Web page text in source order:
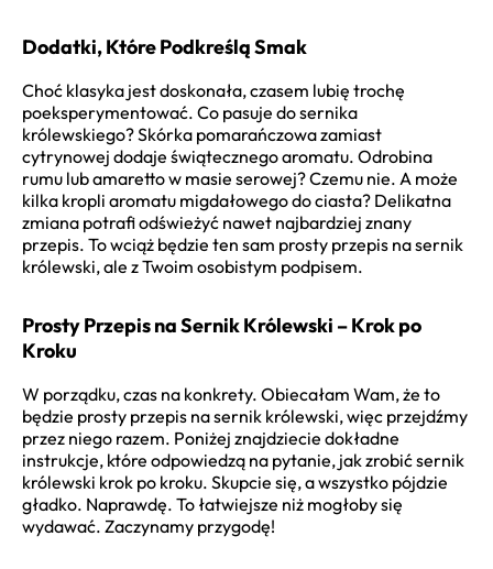
Dodatki, Które Podkreślą Smak
Choć klasyka jest doskonała, czasem lubię trochę
poeksperymentować. Co pasuje do sernika
królewskiego? Skórka pomarańczowa zamiast
cytrynowej dodaje świątecznego aromatu. Odrobina
rumu lub amaretto w masie serowej? Czemu nie. A może
kilka kropli aromatu migdałowego do ciasta? Delikatna
zmiana potrafi odświeżyć nawet najbardziej znany
przepis. To wciąż będzie ten sam prosty przepis na sernik
królewski, ale z Twoim osobistym podpisem.
Prosty Przepis na Sernik Królewski – Krok po
Kroku
W porządku, czas na konkrety. Obiecałam Wam, że to
będzie prosty przepis na sernik królewski, więc przejdźmy
przez niego razem. Poniżej znajdziecie dokładne
instrukcje, które odpowiedzą na pytanie, jak zrobić sernik
królewski krok po kroku. Skupcie się, a wszystko pójdzie
gładko. Naprawdę. To łatwiejsze niż mogłoby się
wydawać. Zaczynamy przygodę!